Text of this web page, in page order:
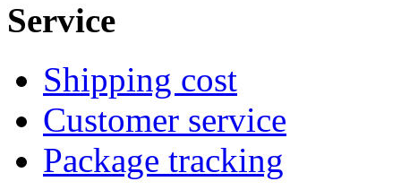
Service
Shipping cost
Customer service
Package tracking